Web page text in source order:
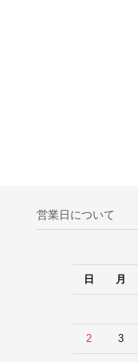
営業日について
日
月
2 3